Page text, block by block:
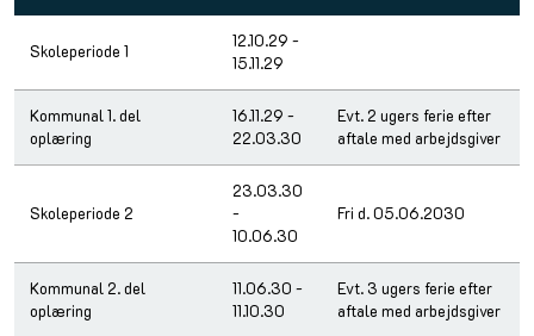
Skoleperiode 1
12.10.29 -
15.11.29
Kommunal 1. del
oplæring
16.11.29 -
22.03.30
Evt. 2 ugers ferie efter
aftale med arbejdsgiver
Skoleperiode 2
23.03.30
-
10.06.30
Fri d. 05.06.2030
Kommunal 2. del
oplæring
11.06.30 -
11.10.30
Evt. 3 ugers ferie efter
aftale med arbejdsgiver